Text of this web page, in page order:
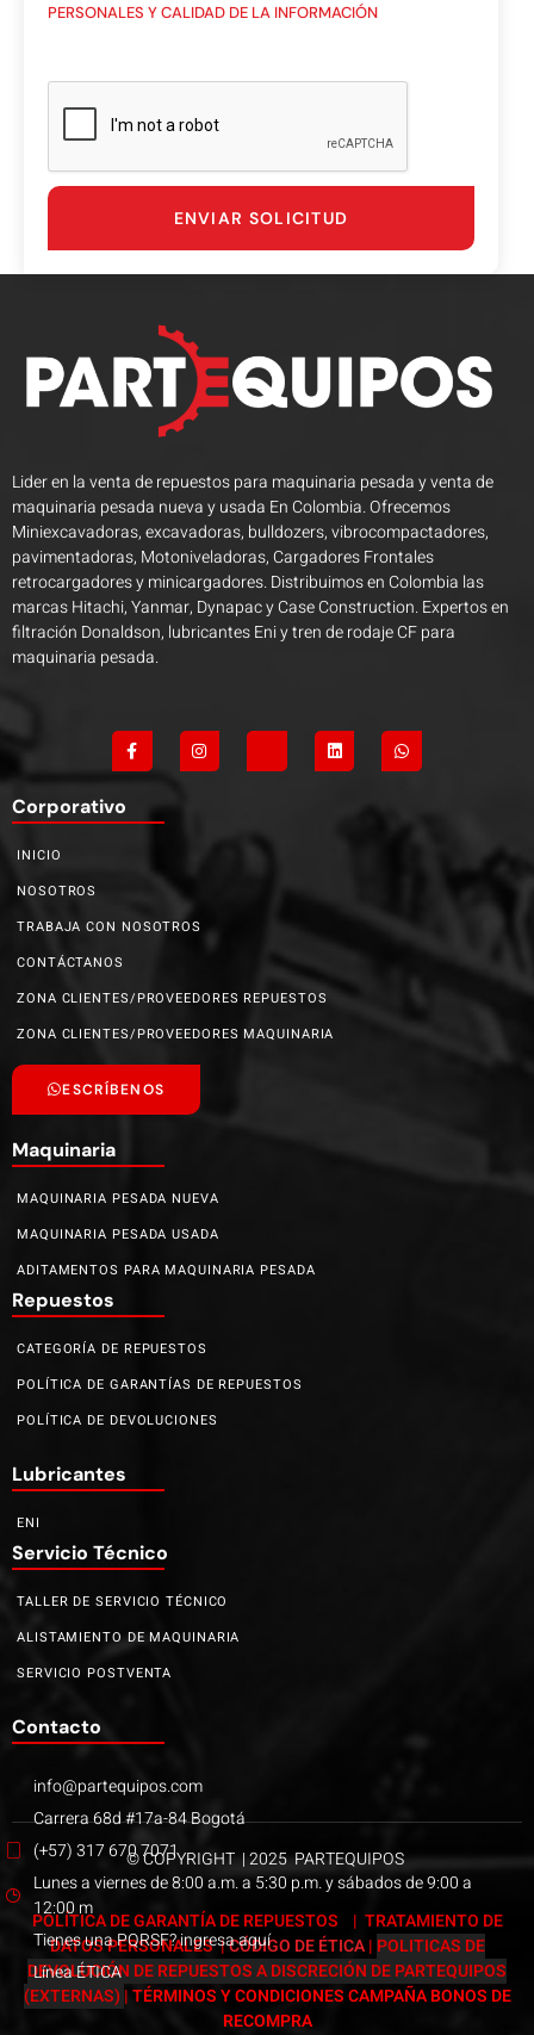
PERSONALES Y CALIDAD DE LA INFORMACIÓN
ENVIAR SOLICITUD
Lider en la venta de repuestos para maquinaria pesada y venta de
maquinaria pesada nueva y usada En Colombia. Ofrecemos
Miniexcavadoras, excavadoras, bulldozers, vibrocompactadores,
pavimentadoras, Motoniveladoras, Cargadores Frontales
retrocargadores y minicargadores. Distribuimos en Colombia las
marcas Hitachi, Yanmar, Dynapac y Case Construction. Expertos en
filtración Donaldson, lubricantes Eni y tren de rodaje CF para
maquinaria pesada.
Corporativo
INICIO
NOSOTROS
TRABAJA CON NOSOTROS
CONTÁCTANOS
ZONA CLIENTES/PROVEEDORES REPUESTOS
ZONA CLIENTES/PROVEEDORES MAQUINARIA
ESCRÍBENOS
Maquinaria
MAQUINARIA PESADA NUEVA
MAQUINARIA PESADA USADA
ADITAMENTOS PARA MAQUINARIA PESADA
Repuestos
CATEGORÍA DE REPUESTOS
POLÍTICA DE GARANTÍAS DE REPUESTOS
POLÍTICA DE DEVOLUCIONES
Lubricantes
ENI
Servicio Técnico
TALLER DE SERVICIO TÉCNICO
ALISTAMIENTO DE MAQUINARIA
SERVICIO POSTVENTA
Contacto
info@partequipos.com
Carrera 68d #17a-84 Bogotá
(+57) 317 670 7071
Lunes a viernes de 8:00 a.m. a 5:30 p.m. y sábados de 9:00 a
12:00 m
Tienes una PQRSF? ingresa aquí
Línea ÉTICA
© COPYRIGHT | 2025 PARTEQUIPOS
POLÍTICA DE GARANTÍA DE REPUESTOS | TRATAMIENTO DE
DATOS PERSONALES|CÓDIGO DE ÉTICA| POLITICAS DE
DEVOLUCIÓN DE REPUESTOS A DISCRECIÓN DE PARTEQUIPOS
(EXTERNAS) |TÉRMINOS Y CONDICIONES CAMPAÑA BONOS DE
RECOMPRA